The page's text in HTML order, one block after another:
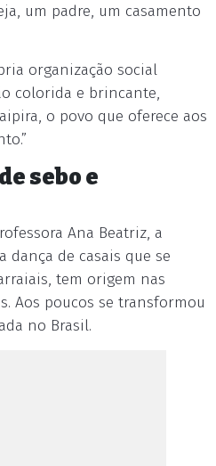
um padre, um casamento
organização social
colorida e brincante,
o povo que oferece aos
sebo e
Ana Beatriz, a
dança de casais que se
tem origem nas
Aos poucos se transformou
no Brasil.